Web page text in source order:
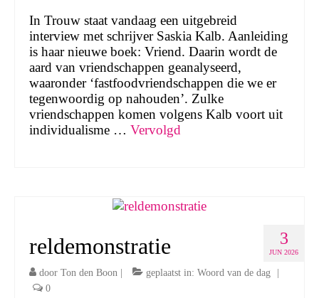
In Trouw staat vandaag een uitgebreid
interview met schrijver Saskia Kalb. Aanleiding
is haar nieuwe boek: Vriend. Daarin wordt de
aard van vriendschappen geanalyseerd,
waaronder ‘fastfoodvriendschappen die we er
tegenwoordig op nahouden’. Zulke
vriendschappen komen volgens Kalb voort uit
individualisme … Vervolgd
3
JUN 2026
reldemonstratie
door Ton den Boon geplaatst in: Woord van de dag
0